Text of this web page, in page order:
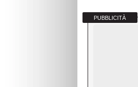
PUBBLICITÀ